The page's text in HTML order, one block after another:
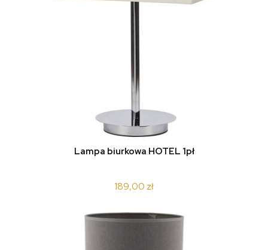
Lampa biurkowa HOTEL 1pł
189,00 zł